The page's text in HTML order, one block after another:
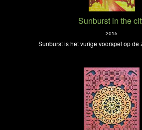
Sunburst in the
2015
Sunburst is het vurige voorspel op de